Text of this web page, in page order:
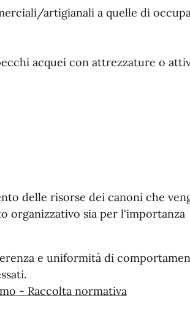
artigianali a quelle di
acquei con attrezzature o
delle risorse dei canoni che
organizzativo sia per l'importanza
e uniformità di
- Raccolta normativa